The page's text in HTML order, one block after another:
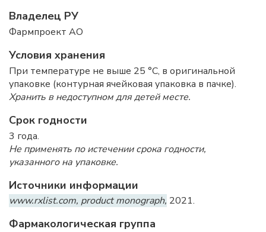
Владелец РУ
Фармпроект АО
Условия хранения
При температуре не выше 25 °C, в оригинальной
упаковке (контурная ячейковая упаковка в пачке).
Хранить в недоступном для детей месте.
Срок годности
3 года.
Не применять по истечении срока годности,
указанного на упаковке.
Источники информации
www.rxlist.com, product monograph, 2021.
Фармакологическая группа